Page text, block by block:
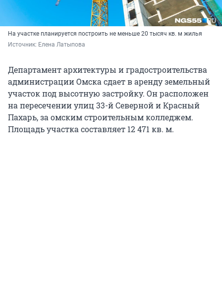
На участке планируется построить не меньше 20 тысяч кв. м жилья
Источник: Елена Латыпова
Департамент архитектуры и градостроительства
администрации Омска сдает в аренду земельный
участок под высотную застройку. Он расположен
на пересечении улиц 33-й Северной и Красный
Пахарь, за омским строительным колледжем.
Площадь участка составляет 12 471 кв. м.